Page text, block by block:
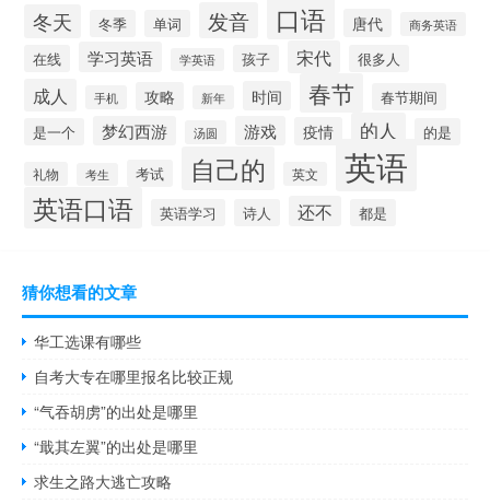
冬天 冬季 单词 发音 口语 唐代 商务英语
在线 学习英语 学英语 孩子 宋代 很多人
成人 手机 攻略 新年 时间 春节
春节期间
是一个
梦幻西游 汤圆 游戏 疫情 的人 的是
礼物 考生 考试 自己的 英文 英语
英语口语 英语学习 诗人 还不 都是
猜你想看的文章
华工选课有哪些
自考大专在哪里报名比较正规
“气吞胡虏”的出处是哪里
“戢其左翼”的出处是哪里
求生之路大逃亡攻略